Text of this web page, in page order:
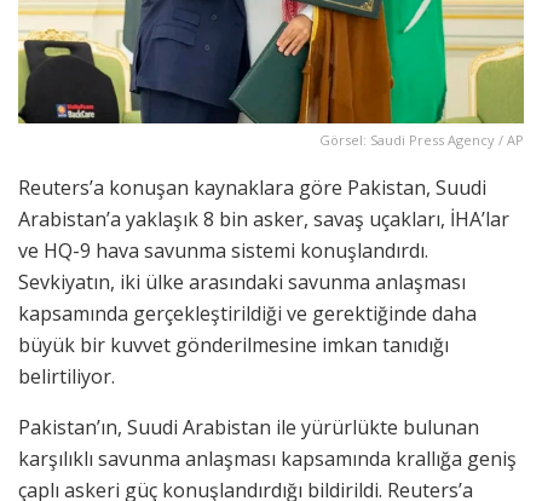
Görsel: Saudi Press Agency / AP
Reuters’a konuşan kaynaklara göre Pakistan, Suudi
Arabistan’a yaklaşık 8 bin asker, savaş uçakları, İHA’lar
ve HQ-9 hava savunma sistemi konuşlandırdı.
Sevkiyatın, iki ülke arasındaki savunma anlaşması
kapsamında gerçekleştirildiği ve gerektiğinde daha
büyük bir kuvvet gönderilmesine imkan tanıdığı
belirtiliyor.
Pakistan’ın, Suudi Arabistan ile yürürlükte bulunan
karşılıklı savunma anlaşması kapsamında krallığa geniş
çaplı askeri güç konuşlandırdığı bildirildi. Reuters’a